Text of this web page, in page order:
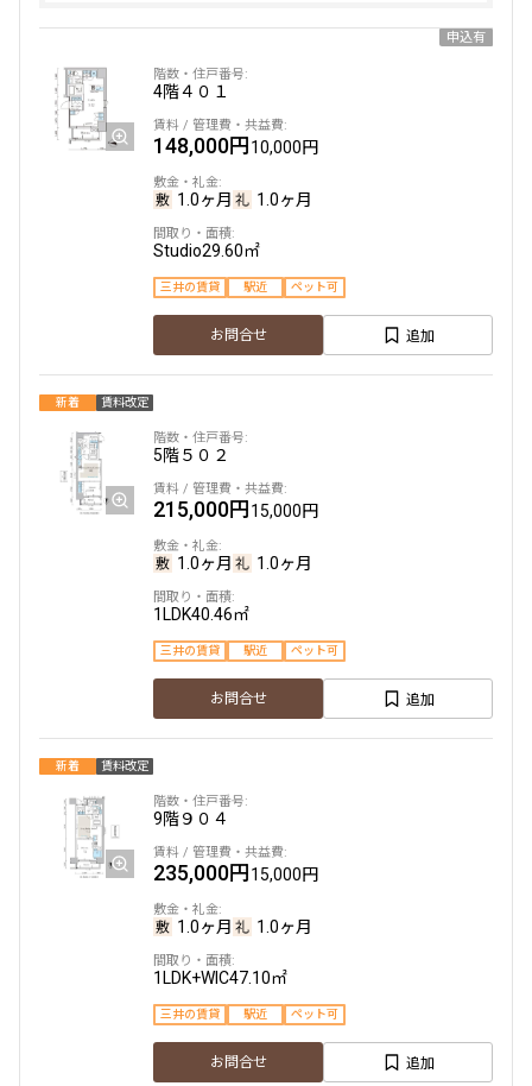
申込有
4階４０１
148,000円10,000円
1.0ヶ月 1.0ヶ月
Studio29.60㎡
三井の賃貸 駅近 ペット可
お問合せ 追加
新着 賃料改定
5階５０２
215,000円15,000円
1.0ヶ月 1.0ヶ月
1LDK40.46㎡
三井の賃貸 駅近 ペット可
お問合せ 追加
新着 賃料改定
9階９０４
235,000円15,000円
1.0ヶ月 1.0ヶ月
1LDK+WIC47.10㎡
三井の賃貸 駅近 ペット可
お問合せ 追加